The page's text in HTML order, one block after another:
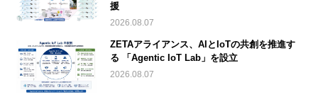
援
2026.08.07
ZETAアライアンス、AIとIoTの共創を推進す
る 「Agentic IoT Lab」を設立
2026.08.07